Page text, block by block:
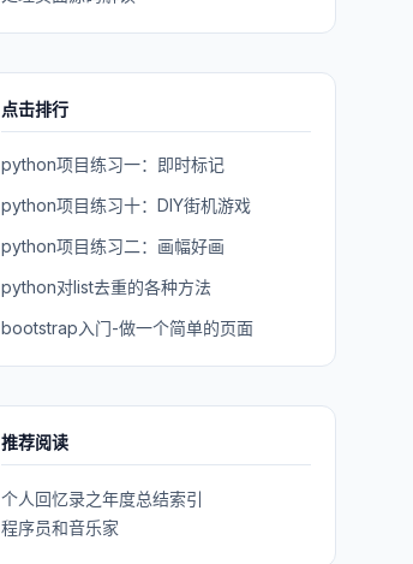
点击排行
python项目练习一：即时标记
python项目练习十：DIY街机游戏
python项目练习二：画幅好画
python对list去重的各种方法
bootstrap入门-做一个简单的页面
推荐阅读
个人回忆录之年度总结索引
程序员和音乐家